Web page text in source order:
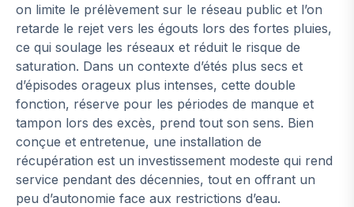
on limite le prélèvement sur le réseau public et l’on
retarde le rejet vers les égouts lors des fortes pluies,
ce qui soulage les réseaux et réduit le risque de
saturation. Dans un contexte d’étés plus secs et
d’épisodes orageux plus intenses, cette double
fonction, réserve pour les périodes de manque et
tampon lors des excès, prend tout son sens. Bien
conçue et entretenue, une installation de
récupération est un investissement modeste qui rend
service pendant des décennies, tout en offrant un
peu d’autonomie face aux restrictions d’eau.